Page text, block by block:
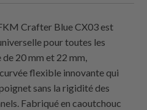
Crafter Blue CX03 est
pour toutes les
20 mm et 22 mm,
flexible innovante qui
sans la rigidité des
Fabriqué en caoutchouc